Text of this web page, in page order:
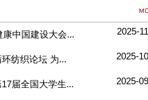
中国建设大会... 2025-
纺织论坛 为... 2025-
届全国大学生... 2025-